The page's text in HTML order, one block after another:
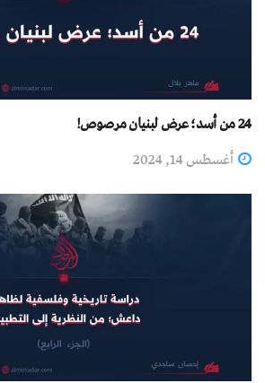
24 من أسد؛ عرض لبنيان مرصوص!
أغسطس 14, 2024